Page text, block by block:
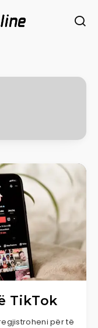
TikTok
për të